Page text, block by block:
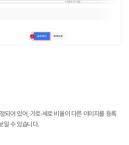
되어 있어, 가로·세로 비율이 다른 이미지를 등록
일 수 있습니다.